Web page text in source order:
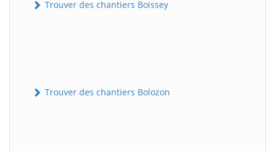
Trouver des chantiers Boissey
Trouver des chantiers Bolozon